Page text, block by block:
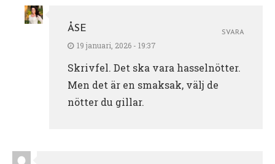
ÅSE
19 januari, 2026 - 19:37
Skrivfel. Det ska vara hasselnötter.
Men det är en smaksak, välj de
nötter du gillar.
SVARA